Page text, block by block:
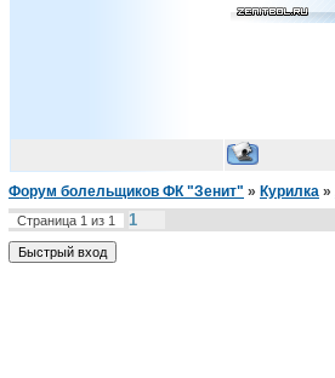
Форум болельщиков ФК "Зенит" » Курилка »
Страница 1 из 1 1